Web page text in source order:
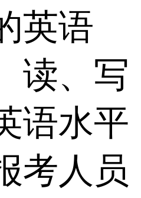
英语
读、写
语水平
考人员